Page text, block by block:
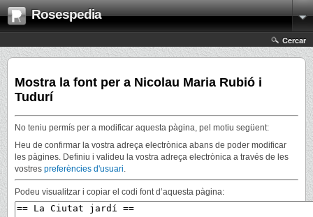
Rosespedia
Cercar
Mostra la font per a Nicolau Maria Rubió i
Tudurí
No teniu permís per a modificar aquesta pàgina, pel motiu següent:
Heu de confirmar la vostra adreça electrònica abans de poder modificar
les pàgines. Definiu i valideu la vostra adreça electrònica a través de les
vostres preferències d'usuari.
Podeu visualitzar i copiar el codi font d’aquesta pàgina: